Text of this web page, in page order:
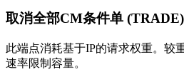
取消全部CM条件单 (TRADE)
此端点消耗基于IP的请求权重。较
速率限制容量。